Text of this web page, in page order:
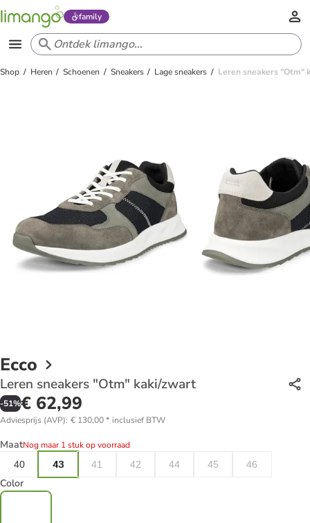
family
Shop Heren Schoenen Sneakers Lage sneakers Leren sneakers "Otm"
Ecco
Leren sneakers "Otm" kaki/zwart
-51%€ 62,99
Adviesprijs (AVP): € 130,00* inclusief BTW
MaatNog maar 1 stuk op voorraad
40
43 41 42 44 45 46
Color